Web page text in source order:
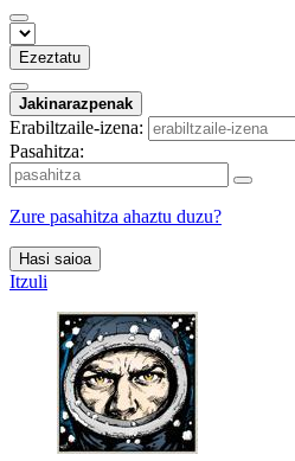
Ezeztatu
Jakinarazpenak
Erabiltzaile-izena:
Pasahitza:
Zure pasahitza ahaztu duzu?
Hasi saioa
Itzuli